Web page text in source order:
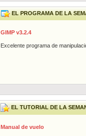
EL PROGRAMA DE LA
GIMP v3.2.4
Excelente programa de
EL TUTORIAL DE LA
Manual de vuelo